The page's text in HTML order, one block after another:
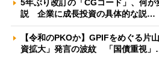
5年ぶり改訂の「CGコード」、何
説 企業に成長投資の具体的な説…
【令和のPKOか】GPIFをめぐる片
資拡大」発言の波紋 「国債重視